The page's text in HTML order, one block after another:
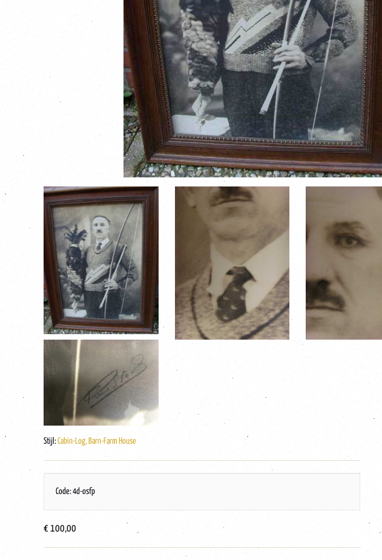
Stijl:Cabin-Log, Barn-Farm House
Code: 4d-osfp
€ 100,00